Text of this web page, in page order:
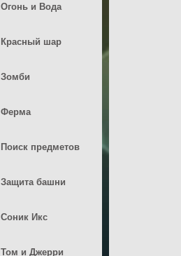
Огонь и Вода
Красный шар
Зомби
Ферма
Поиск предметов
Защита башни
Соник Икс
Том и Джерри